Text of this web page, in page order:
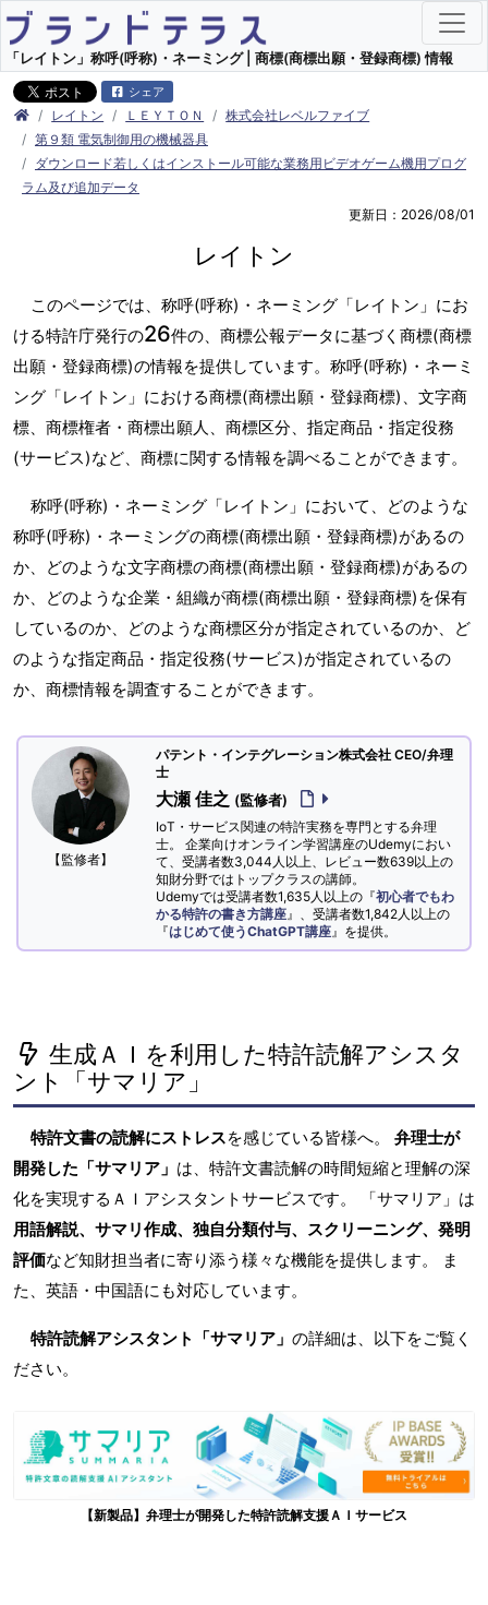
「レイトン」称呼(呼称)・ネーミング | 商標(商標出願・登録商標) 情報
シェア
レイトン ＬＥＹＴＯＮ
株式会社レベルファイブ
第９類 電気制御用の機械器具
ダウンロード若しくはインストール可能な業務用ビデオゲーム機用プログ
ラム及び追加データ
更新日：2026/08/01
レイトン
このページでは、称呼(呼称)・ネーミング「レイトン」にお
ける特許庁発行の26件の、商標公報データに基づく商標(商標
出願・登録商標)の情報を提供しています。称呼(呼称)・ネーミ
ング「レイトン」における商標(商標出願・登録商標)、文字商
標、商標権者・商標出願人、商標区分、指定商品・指定役務
(サービス)など、商標に関する情報を調べることができます。
称呼(呼称)・ネーミング「レイトン」において、どのような
称呼(呼称)・ネーミングの商標(商標出願・登録商標)があるの
か、どのような文字商標の商標(商標出願・登録商標)があるの
か、どのような企業・組織が商標(商標出願・登録商標)を保有
しているのか、どのような商標区分が指定されているのか、ど
のような指定商品・指定役務(サービス)が指定されているの
か、商標情報を調査することができます。
【監修者】
パテント・インテグレーション株式会社 CEO/弁理
士
大瀬 佳之 (監修者)
IoT・サービス関連の特許実務を専門とする弁理
士。 企業向けオンライン学習講座のUdemyにおい
て、受講者数3,044人以上、レビュー数639以上の
知財分野ではトップクラスの講師。
Udemyでは受講者数1,635人以上の『初心者でもわ
かる特許の書き方講座 』、受講者数1,842人以上の
『はじめて使うChatGPT講座 』を提供。
生成ＡＩを利用した特許読解アシスタ
ント「サマリア」
特許文書の読解にストレスを感じている皆様へ。 弁理士が
開発した「サマリア」 は、特許文書読解の時間短縮と理解の深
化を実現するＡＩアシスタントサービスです。 「サマリア」は
用語解説、サマリ作成、独自分類付与、スクリーニング、発明
評価など知財担当者に寄り添う様々な機能を提供します。 ま
た、英語・中国語にも対応しています。
特許読解アシスタント「サマリア」 の詳細は、以下をご覧く
ださい。
【新製品】弁理士が開発した特許読解支援ＡＩサービス